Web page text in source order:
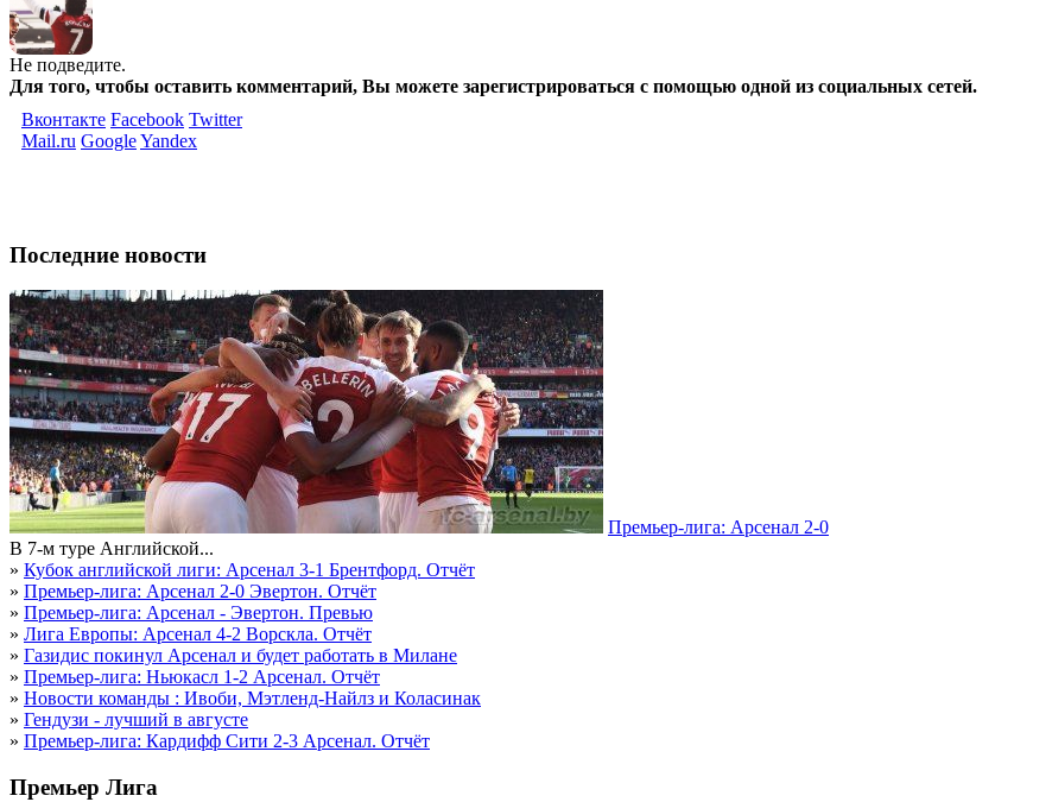
Не подведите.
Для того, чтобы оставить комментарий, Вы можете зарегистрироваться с помощью одной из социальных сетей.
Вконтакте Facebook Twitter
Mail.ru GoogleYandex
Последние новости
Премьер-лига: Арсенал 2-0
В 7-м туре Английской...
» Кубок английской лиги: Арсенал 3-1 Брентфорд. Отчёт
» Премьер-лига: Арсенал 2-0 Эвертон. Отчёт
» Премьер-лига: Арсенал - Эвертон. Превью
» Лига Европы: Арсенал 4-2 Ворскла. Отчёт
» Газидис покинул Арсенал и будет работать в Милане
» Премьер-лига: Ньюкасл 1-2 Арсенал. Отчёт
» Новости команды : Ивоби, Мэтленд-Найлз и Коласинак
» Гендузи - лучший в августе
» Премьер-лига: Кардифф Сити 2-3 Арсенал. Отчёт
Премьер Лига